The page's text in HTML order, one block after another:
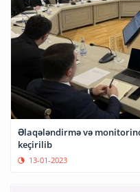
Əlaqələndirmə və
keçirilib
13-01-2023